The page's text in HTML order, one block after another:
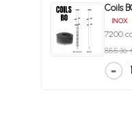
Coils
INOX
7200
855.36
1